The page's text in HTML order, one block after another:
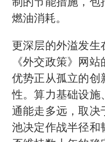
燃油消耗。
更深层的外溢发生
《外交政策》网
优势正从孤立的创
性。算力基础设施
通能走多远，取
池决定作战半径